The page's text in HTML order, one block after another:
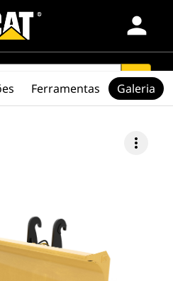
person
search
more_vert
Ferramentas Galeria